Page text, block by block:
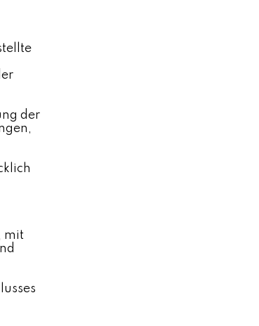
der
mit